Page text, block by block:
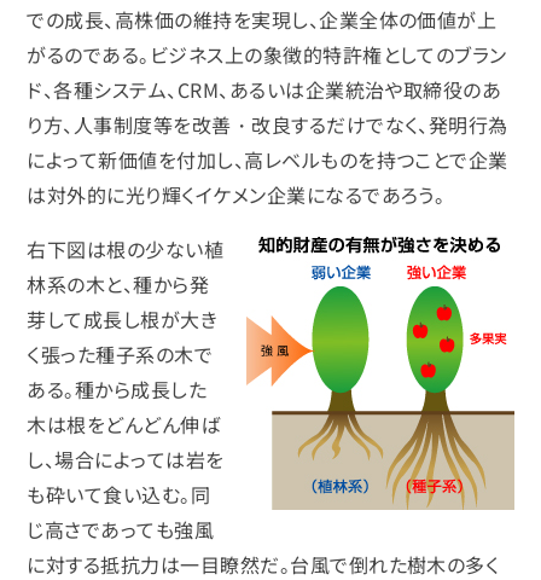
での成長、高株価の維持を実現し、企業全体の価値が上
がるのである。ビジネス上の象徴的特許権としてのブラン
ド、各種システム、CRM、あるいは企業統治や取締役のあ
り方、人事制度等を改善・改良するだけでなく、発明行為
によって新価値を付加し、高レベルものを持つことで企業
は対外的に光り輝くイケメン企業になるであろう。
右下図は根の少ない植
林系の木と、種から発
芽して成長し根が大き
く張った種子系の木で
ある。種から成長した
木は根をどんどん伸ば
し、場合によっては岩を
も砕いて食い込む。同
じ高さであっても強風
に対する抵抗力は一目瞭然だ。台風で倒れた樹木の多く